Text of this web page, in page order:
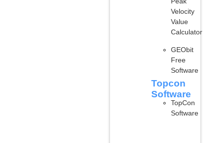
Velocity
Value
Calculator
GEObit
Free
Software
Topcon
Software
TopCon
Software